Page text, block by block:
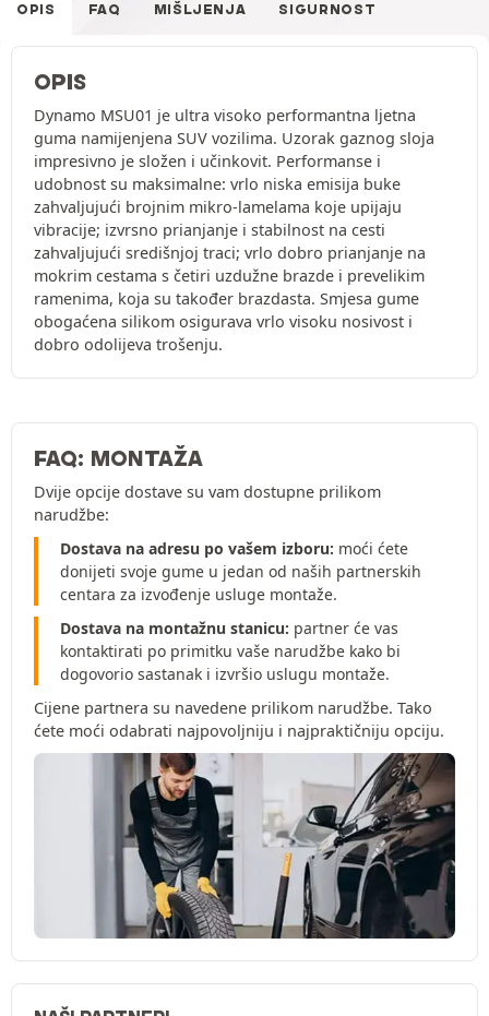
OPIS FAQ MIŠLJENJA SIGURNOST
OPIS
Dynamo MSU01 je ultra visoko performantna ljetna
guma namijenjena SUV vozilima. Uzorak gaznog sloja
impresivno je složen i učinkovit. Performanse i
udobnost su maksimalne: vrlo niska emisija buke
zahvaljujući brojnim mikro-lamelama koje upijaju
vibracije; izvrsno prianjanje i stabilnost na cesti
zahvaljujući središnjoj traci; vrlo dobro prianjanje na
mokrim cestama s četiri uzdužne brazde i prevelikim
ramenima, koja su također brazdasta. Smjesa gume
obogaćena silikom osigurava vrlo visoku nosivost i
dobro odolijeva trošenju.
FAQ: MONTAŽA
Dvije opcije dostave su vam dostupne prilikom
narudžbe:
Dostava na adresu po vašem izboru: moći ćete
donijeti svoje gume u jedan od naših partnerskih
centara za izvođenje usluge montaže.
Dostava na montažnu stanicu: partner će vas
kontaktirati po primitku vaše narudžbe kako bi
dogovorio sastanak i izvršio uslugu montaže.
Cijene partnera su navedene prilikom narudžbe. Tako
ćete moći odabrati najpovoljniju i najpraktičniju opciju.